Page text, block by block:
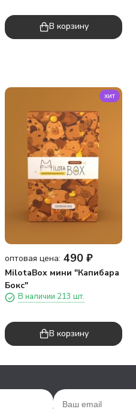
В корзину
хит
оптовая цена: 490 ₽
MilotaBox мини "Капибара
Бокс"
В наличии 213 шт.
В корзину